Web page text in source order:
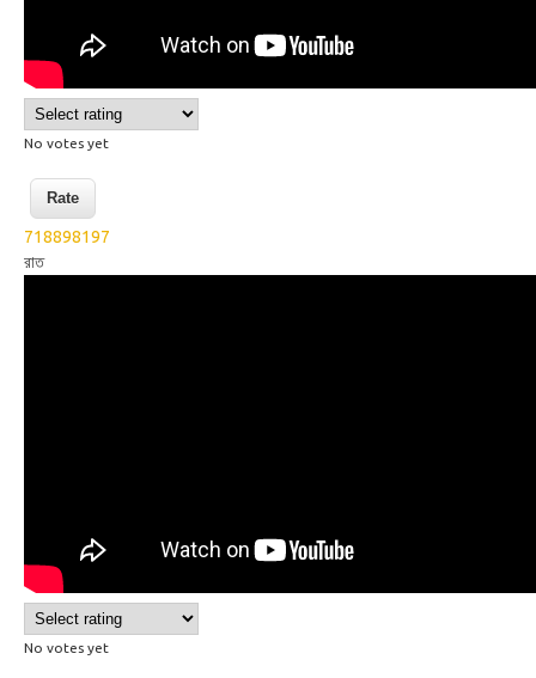
No votes yet
718898197
রাত
No votes yet